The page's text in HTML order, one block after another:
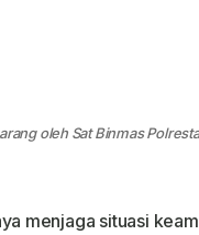
oleh Sat Binmas
menjaga situasi